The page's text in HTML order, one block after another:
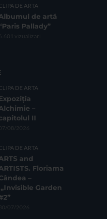
DE ARTA
de artă
Pallady”
vizualizari
DE ARTA
–
II
07/08/2026
DE ARTA
and
Floriama
–
„Invisible Garden
07/2026